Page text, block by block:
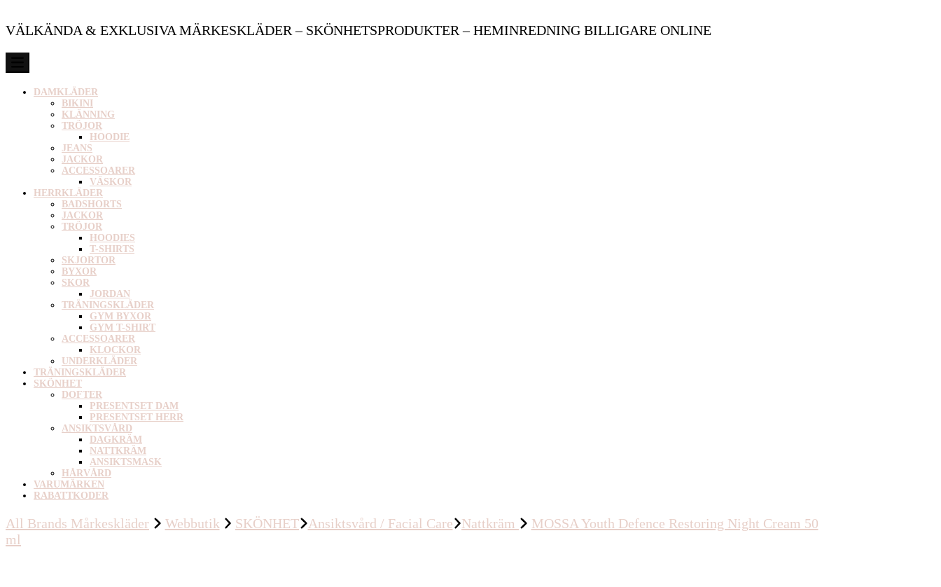
VÄLKÄNDA & EXKLUSIVA MÄRKESKLÄDER – SKÖNHETSPRODUKTER – HEMINREDNING BILLIGARE ONLINE
DAMKLÄDER
BIKINI
KLÄNNING
TRÖJOR
HOODIE
JEANS
JACKOR
ACCESSOARER
VÄSKOR
HERRKLÄDER
BADSHORTS
JACKOR
TRÖJOR
HOODIES
T-SHIRTS
SKJORTOR
BYXOR
SKOR
JORDAN
TRÄNINGSKLÄDER
GYM BYXOR
GYM T-SHIRT
ACCESSOARER
KLOCKOR
UNDERKLÄDER
TRÄNINGSKLÄDER
SKÖNHET
DOFTER
PRESENTSET DAM
PRESENTSET HERR
ANSIKTSVÅRD
DAGKRÄM
NATTKRÄM
ANSIKTSMASK
HÅRVÅRD
VARUMÄRKEN
RABATTKODER
All Brands Mårkeskläder Webbutik SKÖNHET Ansiktsvård / Facial Care Nattkräm
MOSSA Youth Defence Restoring Night Cream 50
ml